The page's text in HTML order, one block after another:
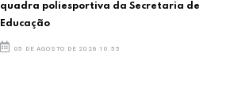
quadra poliesportiva da Secretaria de
Educação
05 DE AGOSTO DE 2026 10:55